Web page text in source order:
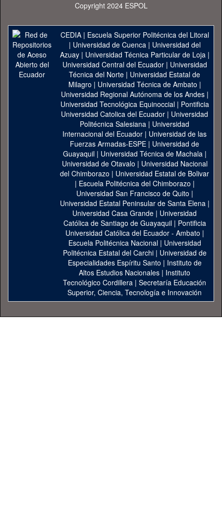
Copyright 2024 ESPOL
CEDIA| Escuela Superior Politécnica del Litoral
| Universidad de Cuenca| Universidad del
Azuay| Universidad Técnica Particular de Loja|
Universidad Central del Ecuador| Universidad
Técnica del Norte | Universidad Estatal de
Milagro | Universidad Técnica de Ambato |
Universidad Regional Autónoma de los Andes|
Universidad Tecnológica Equinoccial| Pontificia
Universidad Catolica del Ecuador | Universidad
Politécnica Salesiana | Universidad
Internacional del Ecuador | Universidad de las
Fuerzas Armadas-ESPE | Universidad de
Guayaquil| Universidad Técnica de Machala|
Universidad de Otavalo | Universidad Nacional
del Chimborazo | Universidad Estatal de Bolivar
| Escuela Politécnica del Chimborazo |
Universidad San Francisco de Quito |
Universidad Estatal Peninsular de Santa Elena|
Universidad Casa Grande | Universidad
Católica de Santiago de Guayaquil| Pontificia
Universidad Católica del Ecuador - Ambato |
Escuela Politécnica Nacional| Universidad
Politécnica Estatal del Carchi| Universidad de
Especialidades Espíritu Santo | Instituto de
Altos Estudios Nacionales | Instituto
Tecnológico Cordillera | Secretaría Educación
Superior, Ciencia, Tecnología e Innovación